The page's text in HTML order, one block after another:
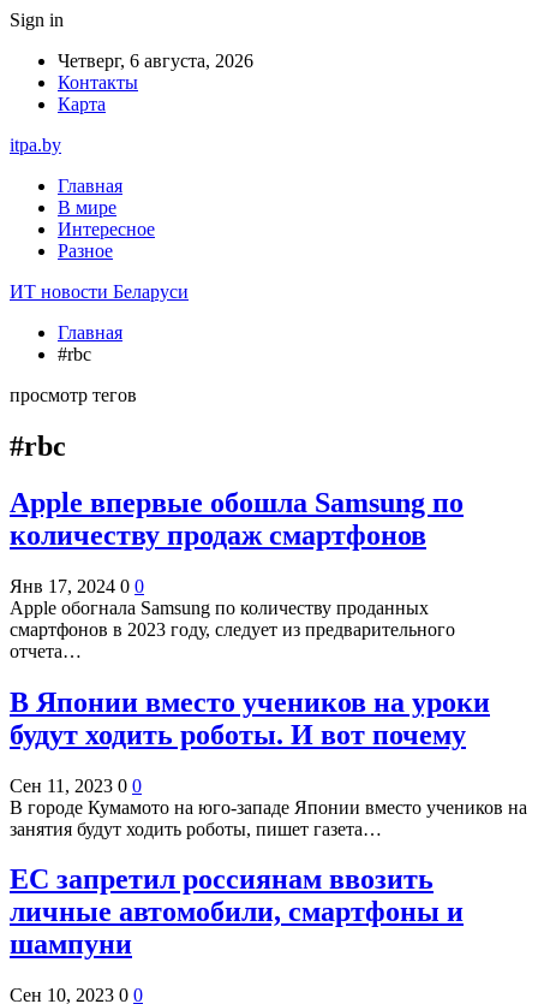
Sign in
Четверг, 6 августа, 2026
Контакты
Карта
itpa.by
Главная
В мире
Интересное
Разное
ИТ новости Беларуси
Главная
#rbc
просмотр тегов
#rbc
Apple впервые обошла Samsung по
количеству продаж смартфонов
Янв 17, 2024 0 0
Apple обогнала Samsung по количеству проданных
смартфонов в 2023 году, следует из предварительного
отчета…
В Японии вместо учеников на уроки
будут ходить роботы. И вот почему
Сен 11, 2023 0 0
В городе Кумамото на юго-западе Японии вместо учеников на
занятия будут ходить роботы, пишет газета…
ЕС запретил россиянам ввозить
личные автомобили, смартфоны и
шампуни
Сен 10, 2023 0 0